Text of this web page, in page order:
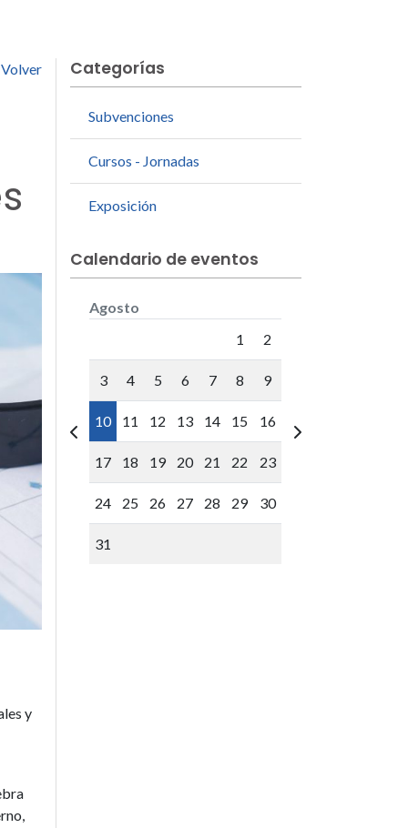
Volver
y
Categorías
Subvenciones
Cursos - Jornadas
Exposición
Calendario de eventos
Agosto
1 2
3 4 5 6 7 8 9
10 11 12 13 14 15 16
17 18 19 20 21 22 23
24 25 26 27 28 29 30
31